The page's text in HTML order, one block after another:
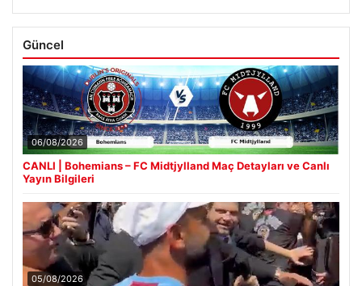
Güncel
06/08/2026
CANLI | Bohemians – FC Midtjylland Maç Detayları ve Canlı
Yayın Bilgileri
05/08/2026